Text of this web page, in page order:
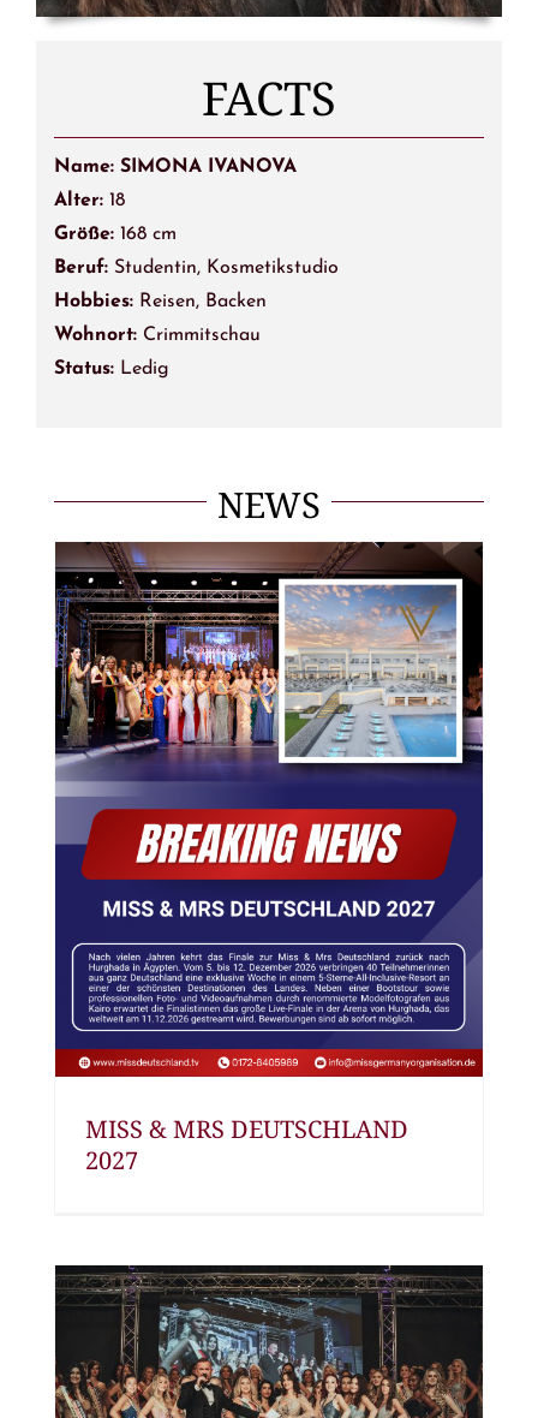
FACTS
Name: SIMONA IVANOVA
Alter: 18
Größe: 168 cm
Beruf: Studentin, Kosmetikstudio
Hobbies: Reisen, Backen
Wohnort: Crimmitschau
Status:Ledig
NEWS
MISS & MRS DEUTSCHLAND
2027